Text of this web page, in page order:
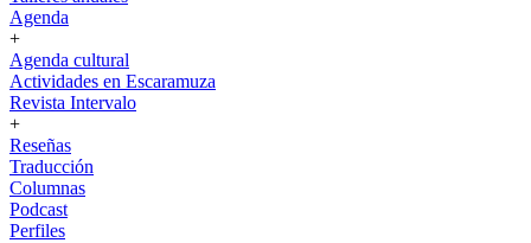
Agenda
+
Agenda cultural
Actividades en Escaramuza
Revista Intervalo
+
Reseñas
Traducción
Columnas
Podcast
Perfiles